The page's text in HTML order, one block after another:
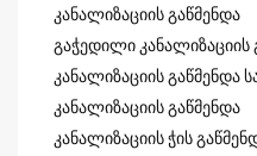
კანალიზაციის გაწმენდა
გაჭედილი კანალიზაციის
კანალიზაციის გაწმენდა
კანალიზაციის გაწმენდა
კანალიზაციის ჭის